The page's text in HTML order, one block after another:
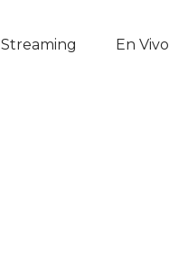
Streaming En Vivo